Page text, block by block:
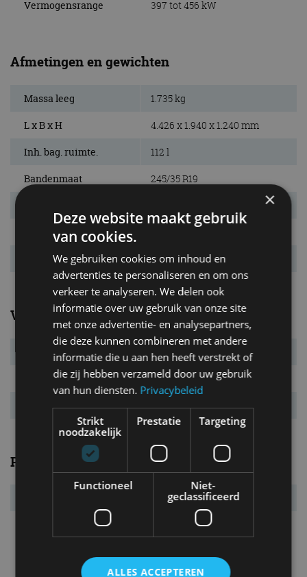
Vermogensrange 397 tot 456 kW
Afmetingen en gewichten
Massa leeg 1.735 kg
L x B x H 4.426 x 1.940 x 1.240 mm
Inh. bag. ruimte. 112 l
Bandenmaat 245/35 R19
Max. aanh. gew.
Tankinhoud 83 l
Verbruik
Verbr. gecomb. 12,9 l/100km
CO₂-emissie 293 g/km
Energielabel G
Prestaties
3,4 s
×
Deze website maakt gebruik
van cookies.
We gebruiken cookies om inhoud en
advertenties te personaliseren en om ons
verkeer te analyseren. We delen ook
informatie over uw gebruik van onze site
met onze advertentie- en analysepartners,
die deze kunnen combineren met andere
informatie die u aan hen heeft verstrekt of
die zij hebben verzameld door uw gebruik
van hun diensten. Privacybeleid
Strikt
noodzakelijk
Prestatie Targeting
Functioneel
Niet-
geclassificeerd
ALLES ACCEPTEREN